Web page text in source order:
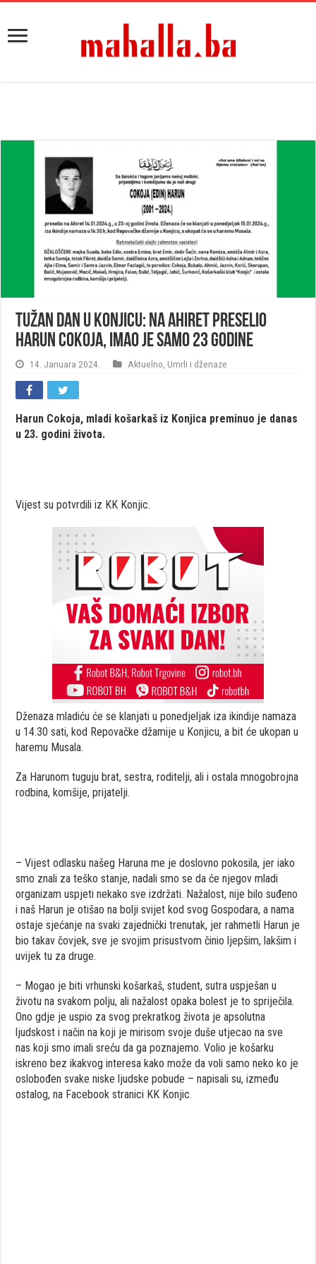
Tužan dan u Konjicu: Na ahiret preselio
Harun Cokoja, imao je samo 23 godine
14. Januara 2024. Aktuelno Umrli i dženaze
Harun Cokoja, mladi košarkaš iz Konjica preminuo je danas
u 23. godini života.
Vijest su potvrdili iz KK Konjic.
Dženaza mladiću će se klanjati u ponedjeljak iza ikindije namaza
u 14.30 sati, kod Repovačke džamije u Konjicu, a bit će ukopan u
haremu Musala.
Za Harunom tuguju brat, sestra, roditelji, ali i ostala mnogobrojna
rodbina, komšije, prijatelji.
– Vijest odlasku našeg Haruna me je doslovno pokosila, jer iako
smo znali za teško stanje, nadali smo se da će njegov mladi
organizam uspjeti nekako sve izdržati. Nažalost, nije bilo suđeno
i naš Harun je otišao na bolji svijet kod svog Gospodara, a nama
ostaje sjećanje na svaki zajednički trenutak, jer rahmetli Harun je
bio takav čovjek, sve je svojim prisustvom činio ljepšim, lakšim i
uvijek tu za druge.
– Mogao je biti vrhunski košarkaš, student, sutra uspješan u
životu na svakom polju, ali nažalost opaka bolest je to spriječila.
Ono gdje je uspio za svog prekratkog života je apsolutna
ljudskost i način na koji je mirisom svoje duše utjecao na sve
nas koji smo imali sreću da ga poznajemo. Volio je košarku
iskreno bez ikakvog interesa kako može da voli samo neko ko je
oslobođen svake niske ljudske pobude – napisali su, između
ostalog, na Facebook stranici KK Konjic.